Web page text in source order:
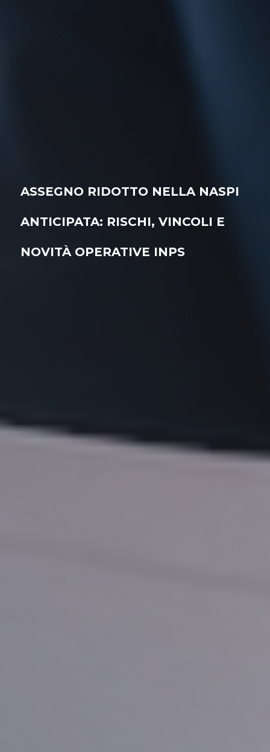
ASSEGNO RIDOTTO NELLA NASPI
ANTICIPATA: RISCHI, VINCOLI E
NOVITÀ OPERATIVE INPS